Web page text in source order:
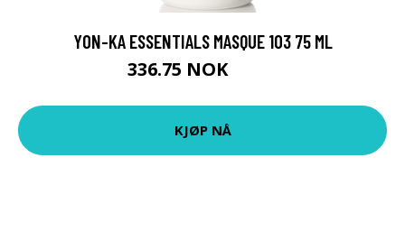
YON-KA ESSENTIALS MASQUE 103 75 ML
336.75 NOK
KJØP NÅ